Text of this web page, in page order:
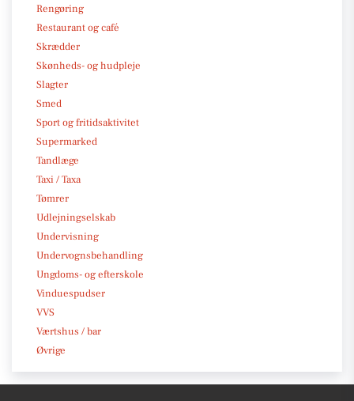
Rengøring
Restaurant og café
Skrædder
Skønheds- og hudpleje
Slagter
Smed
Sport og fritidsaktivitet
Supermarked
Tandlæge
Taxi / Taxa
Tømrer
Udlejningselskab
Undervisning
Undervognsbehandling
Ungdoms- og efterskole
Vinduespudser
VVS
Værtshus / bar
Øvrige